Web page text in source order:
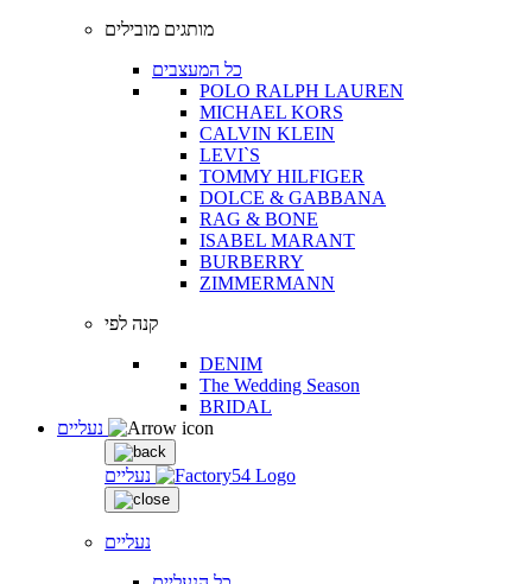
מותגים מובילים
כל המעצבים
POLO RALPH LAUREN
MICHAEL KORS
CALVIN KLEIN
LEVI`S
TOMMY HILFIGER
DOLCE & GABBANA
RAG & BONE
ISABEL MARANT
BURBERRY
ZIMMERMANN
קנה לפי
DENIM
The Wedding Season
BRIDAL
נעליים
נעליים